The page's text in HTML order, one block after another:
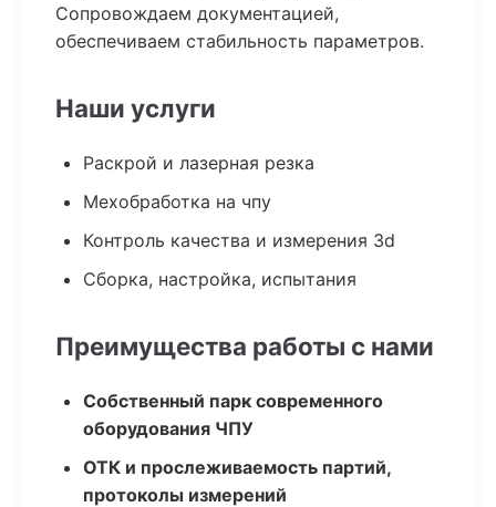
Сопровождаем документацией,
обеспечиваем стабильность параметров.
Наши услуги
Раскрой и лазерная резка
Мехобработка на чпу
Контроль качества и измерения 3d
Сборка, настройка, испытания
Преимущества работы с нами
Собственный парк современного
оборудования ЧПУ
ОТК и прослеживаемость партий,
протоколы измерений